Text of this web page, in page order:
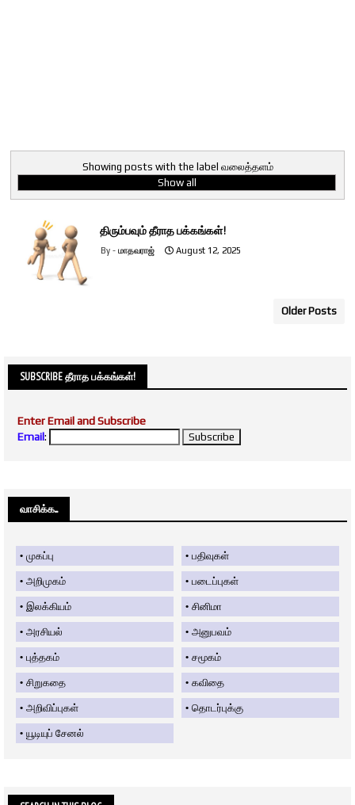
Showing posts with the label வலைத்தளம்
Show all
திரும்பவும் தீராத பக்கங்கள்!
மாதவராஜ் August 12, 2025
Older Posts
SUBSCRIBE தீராத பக்கங்கள்!
Enter Email and Subscribe
Email:
வாசிக்க....
முகப்பு பதிவுகள்
அறிமுகம் படைப்புகள்
இலக்கியம் சினிமா
அரசியல் அனுபவம்
புத்தகம் சமூகம்
சிறுகதை கவிதை
அறிவிப்புகள் தொடர்புக்கு
யூடியுப் சேனல்